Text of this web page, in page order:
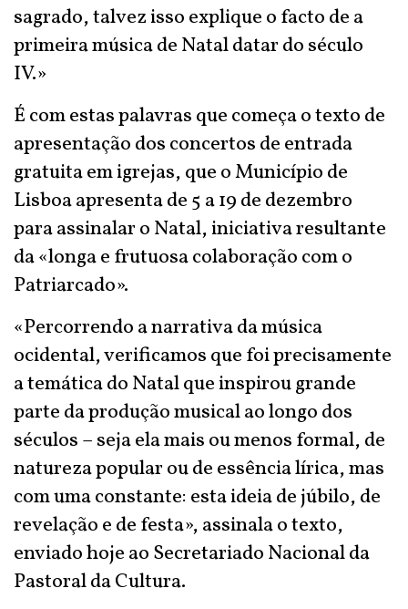
sagrado, talvez isso explique o facto de a
primeira música de Natal datar do século
IV.»
É com estas palavras que começa o texto de
apresentação dos concertos de entrada
gratuita em igrejas, que o Município de
Lisboa apresenta de 5 a 19 de dezembro
para assinalar o Natal, iniciativa resultante
da «longa e frutuosa colaboração com o
Patriarcado».
«Percorrendo a narrativa da música
ocidental, verificamos que foi precisamente
a temática do Natal que inspirou grande
parte da produção musical ao longo dos
séculos – seja ela mais ou menos formal, de
natureza popular ou de essência lírica, mas
com uma constante: esta ideia de júbilo, de
revelação e de festa», assinala o texto,
enviado hoje ao Secretariado Nacional da
Pastoral da Cultura.